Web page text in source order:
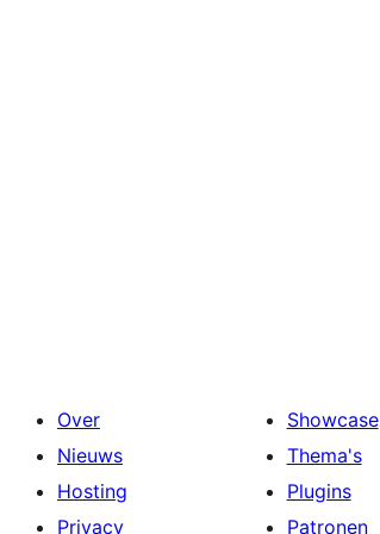
Over
Nieuws
Hosting
Privacy
Showcase
Thema's
Plugins
Patronen